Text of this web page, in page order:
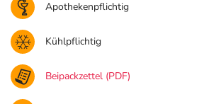
Apothekenpflichtig
Kühlpflichtig
Beipackzettel (PDF)